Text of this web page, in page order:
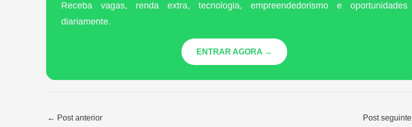
Receba vagas, renda extra, tecnologia, empreendedorismo e oportunidades
diariamente.
ENTRAR AGORA →
← Post anterior Post seguinte